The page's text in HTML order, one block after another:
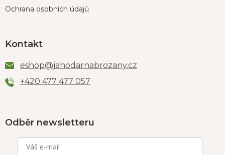
Ochrana osobních údajů
Kontakt
eshop@jahodarnabrozany.cz
+420 477 477 057
Odběr newsletteru